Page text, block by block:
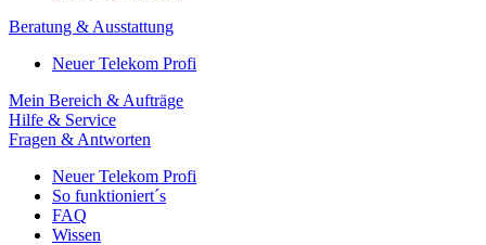
Beratung & Ausstattung
Neuer Telekom Profi
Mein Bereich & Aufträge
Hilfe & Service
Fragen & Antworten
Neuer Telekom Profi
So funktioniert´s
FAQ
Wissen